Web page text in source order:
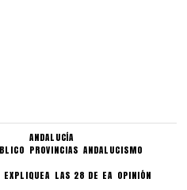
ANDALUCÍA
PROVINCIAS ANDALUCISMO
EXPLIQUEA LAS 28 DE EA OPINIÓN